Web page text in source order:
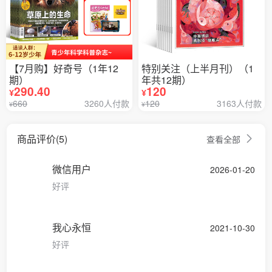
【7月购】好奇号（1年12
期）
¥290.40
¥660 3260人付款
特别关注（上半月刊）（1
年共12期）
¥120
¥120 3163人付款
商品评价(5) 查看全部
微信用户
好评
2026-01-20
我心永恒
好评
2021-10-30